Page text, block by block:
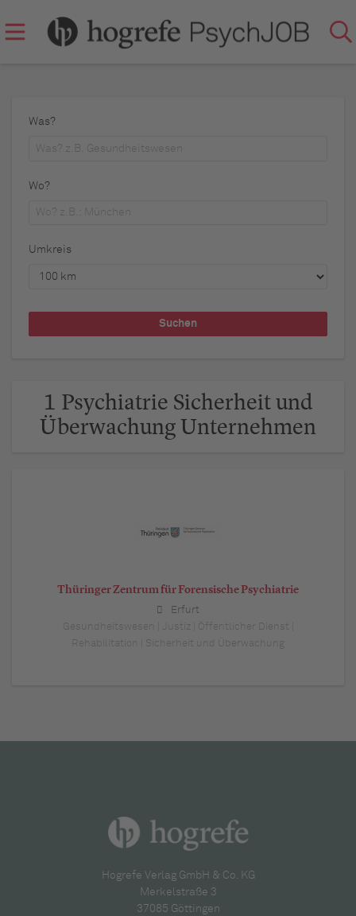
Was?
Wo?
Umkreis
1 Psychiatrie Sicherheit und
Überwachung Unternehmen
Thüringer Zentrum für Forensische Psychiatrie
Erfurt
Gesundheitswesen | Justiz | Öffentlicher Dienst |
Rehabilitation | Sicherheit und Überwachung
Hogrefe Verlag GmbH & Co. KG
Merkelstraße 3
37085 Göttingen